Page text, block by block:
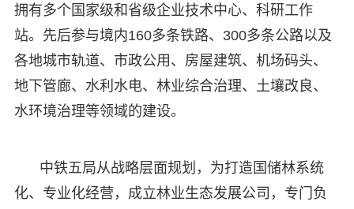
拥有多个国家级和省级企业技术中心、科研工作
站。先后参与境内160多条铁路、300多条公路以及
各地城市轨道、市政公用、房屋建筑、机场码头、
地下管廊、水利水电、林业综合治理、土壤改良、
水环境治理等领域的建设。
中铁五局从战略层面规划，为打造国储林系统
化、专业化经营，成立林业生态发展公司，专门负